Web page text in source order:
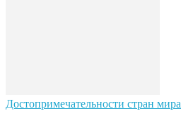
Достопримечательности стран мира